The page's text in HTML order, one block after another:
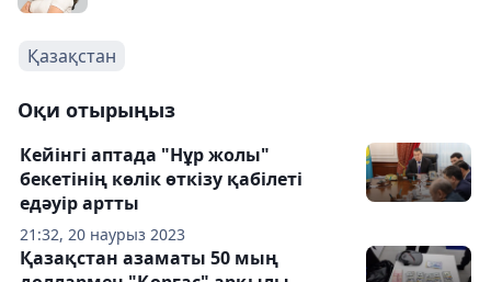
Қазақстан
Оқи отырыңыз
21:32, 20 наурыз 2023
Кейінгі аптада "Нұр жолы"
бекетінің көлік өткізу қабілеті
едәуір артты
Қазақстан азаматы 50 мың